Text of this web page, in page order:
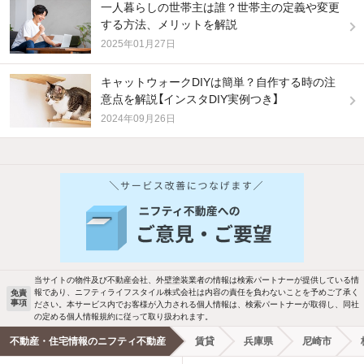
一人暮らしの世帯主は誰？世帯主の定義や変更
する方法、メリットを解説
2025年01月27日
キャットウォークDIYは簡単？自作する時の注
意点を解説【インスタDIY実例つき】
2024年09月26日
免責
事項
当サイトの物件及び不動産会社、外壁塗装業者の情報は検索パートナーが提供している情
報であり、ニフティライフスタイル株式会社は内容の責任を負わないことを予めご了承く
ださい。本サービス内でお客様が入力される個人情報は、検索パートナーが取得し、同社
の定める個人情報規約に従って取り扱われます。
不動産・住宅情報のニフティ不動産 賃貸 兵庫県 尼崎市